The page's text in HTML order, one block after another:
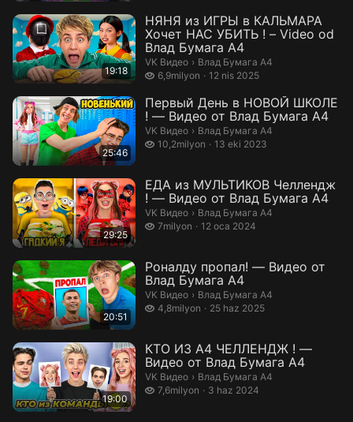
19:18
НЯНЯ из ИГРЫ в КАЛЬМАРА
Хочет НАС УБИТЬ ! – Video od
Влад Бумага А4
VK Видео › Влад Бумага А4.
Влад Бумага А4
6,9milyon
6,9 milyon izleme12 nis 2025
25:46
Первый День в НОВОЙ ШКОЛЕ
! — Видео от Влад Бумага А4
VK Видео › Влад Бумага А4.
Влад Бумага А4
10,2milyon
10,2 milyon izleme13 eki 2023
29:25
ЕДА из МУЛЬТИКОВ Челлендж
! — Видео от Влад Бумага А4
VK Видео › Влад Бумага А4.
Влад Бумага А4
7milyon
7 milyon izleme12 oca 2024
20:51
Роналду пропал! — Видео от
Влад Бумага А4
VK Видео › Влад Бумага А4.
Влад Бумага А4
4,8milyon
4,8 milyon izleme25 haz 2025
19:00
КТО ИЗ А4 ЧЕЛЛЕНДЖ ! —
Видео от Влад Бумага А4
VK Видео › Влад Бумага А4.
Влад Бумага А4
7,6milyon
7,6 milyon izleme3 haz 2024